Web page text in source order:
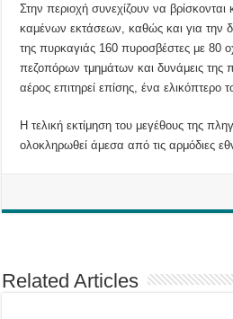
Στην περιοχή συνεχίζουν να βρίσκονται
καμένων εκτάσεων, καθώς και για την
της πυρκαγιάς 160 πυροσβέστες με 80
πεζοπόρων τμημάτων και δυνάμεις της
αέρος επιτηρεί επίσης, ένα ελικόπτερο
Η τελική εκτίμηση του μεγέθους της
ολοκληρωθεί άμεσα από τις αρμόδιες
Related Articles